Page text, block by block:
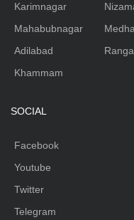
Karimnagar
Mahabubnagar
Adilabad
Khammam
SOCIAL
Facebook
Youtube
Twitter
Telegram